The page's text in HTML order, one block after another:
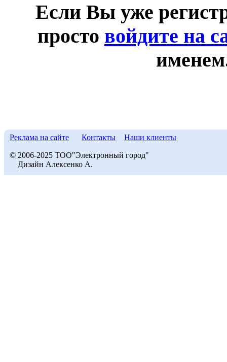
Если Вы уже
просто войдите на
Реклама на сайте Контакты Наши клиенты
© 2006-2025 ТОО"Электронный город"
Дизайн Алексенко А.